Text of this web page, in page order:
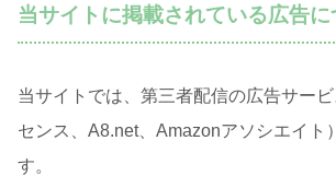
当サイトに掲載されている広告に
当サイトでは、第三者配信の広告サー
センス、A8.net、Amazonアソシエイト
す。